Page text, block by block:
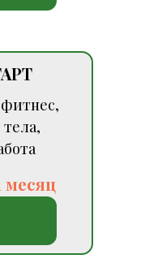
месяц